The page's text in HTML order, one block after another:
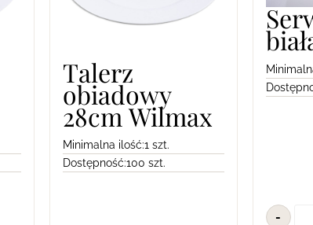
Talerz
obiadowy
28cm Wilmax
Minimalna ilość:1 szt.
Dostępność:100 szt.
-